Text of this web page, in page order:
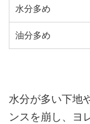
水分多め
油分多め
水分が多い下地
ンスを崩し、ヨ